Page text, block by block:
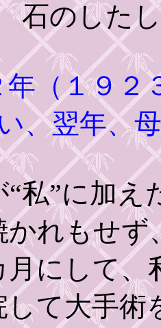
石のした
（１９２
、翌年、
”に加え
かれもせず
月にして
て大手術